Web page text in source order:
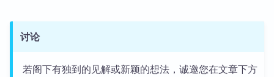
讨论
若阁下有独到的见解或新颖的想法，诚邀您在文章下方